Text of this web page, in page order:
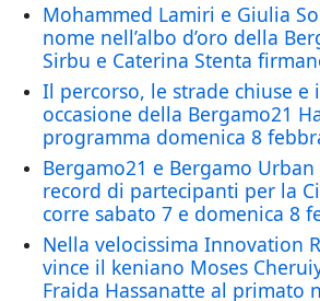
Mohammed Lamiri e Giulia
nome nell’albo d’oro della
Sirbu e Caterina Stenta
Il percorso, le strade chiuse e
occasione della Bergamo21
programma domenica 8
Bergamo21 e Bergamo
record di partecipanti per la
corre sabato 7 e domenica 8
Nella velocissima Innovation
vince il keniano Moses
Fraida Hassanatte al primato